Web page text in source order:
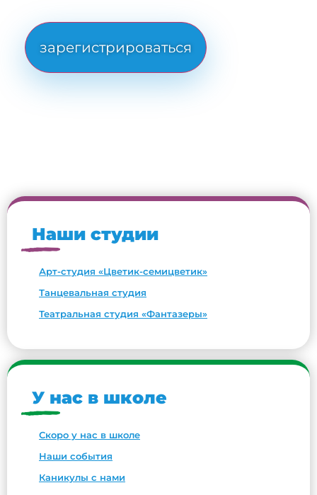
No val
Наши студии
Арт-студия «Цветик-семицветик»
Танцевальная студия
Театральная студия «Фантазеры»
У нас в школе
Скоро у нас в школе
Наши события
Каникулы с нами